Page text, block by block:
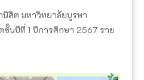
สิต มหาวิทยาลัยบูรพา
นปีที่ 1 ปีการศึกษา 2567 ราย